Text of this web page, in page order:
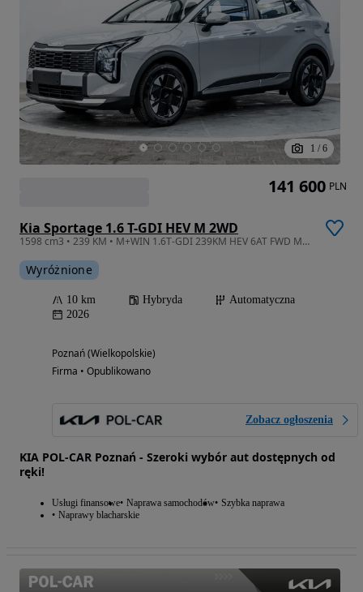
1 / 6
Kia Sportage 1.6 T-GDI HEV M 2WD
1598 cm3 • 239 KM • M+WIN 1.6T-GDI 239KM HEV 6AT FWD MY26 Kredyt 50/50 0%, Leasing od 100%
Wyróżnione
10 km Hybryda
Automatyczna
2026
Poznań (Wielkopolskie)
Firma • Opublikowano
Zobacz ogłoszenia
KIA POL-CAR Poznań - Szeroki wybór aut dostępnych od
ręki!
Usługi finansowe Naprawa samochodów Szybka naprawa
Naprawy blacharskie
141 600 PLN